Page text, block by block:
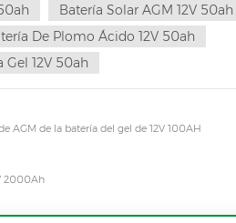
Batería Solar AGM 12V 50ah
De Plomo Ácido 12V 50ah
Gel 12V 50ah
AGM de la batería del gel de 12V 100AH
2000Ah